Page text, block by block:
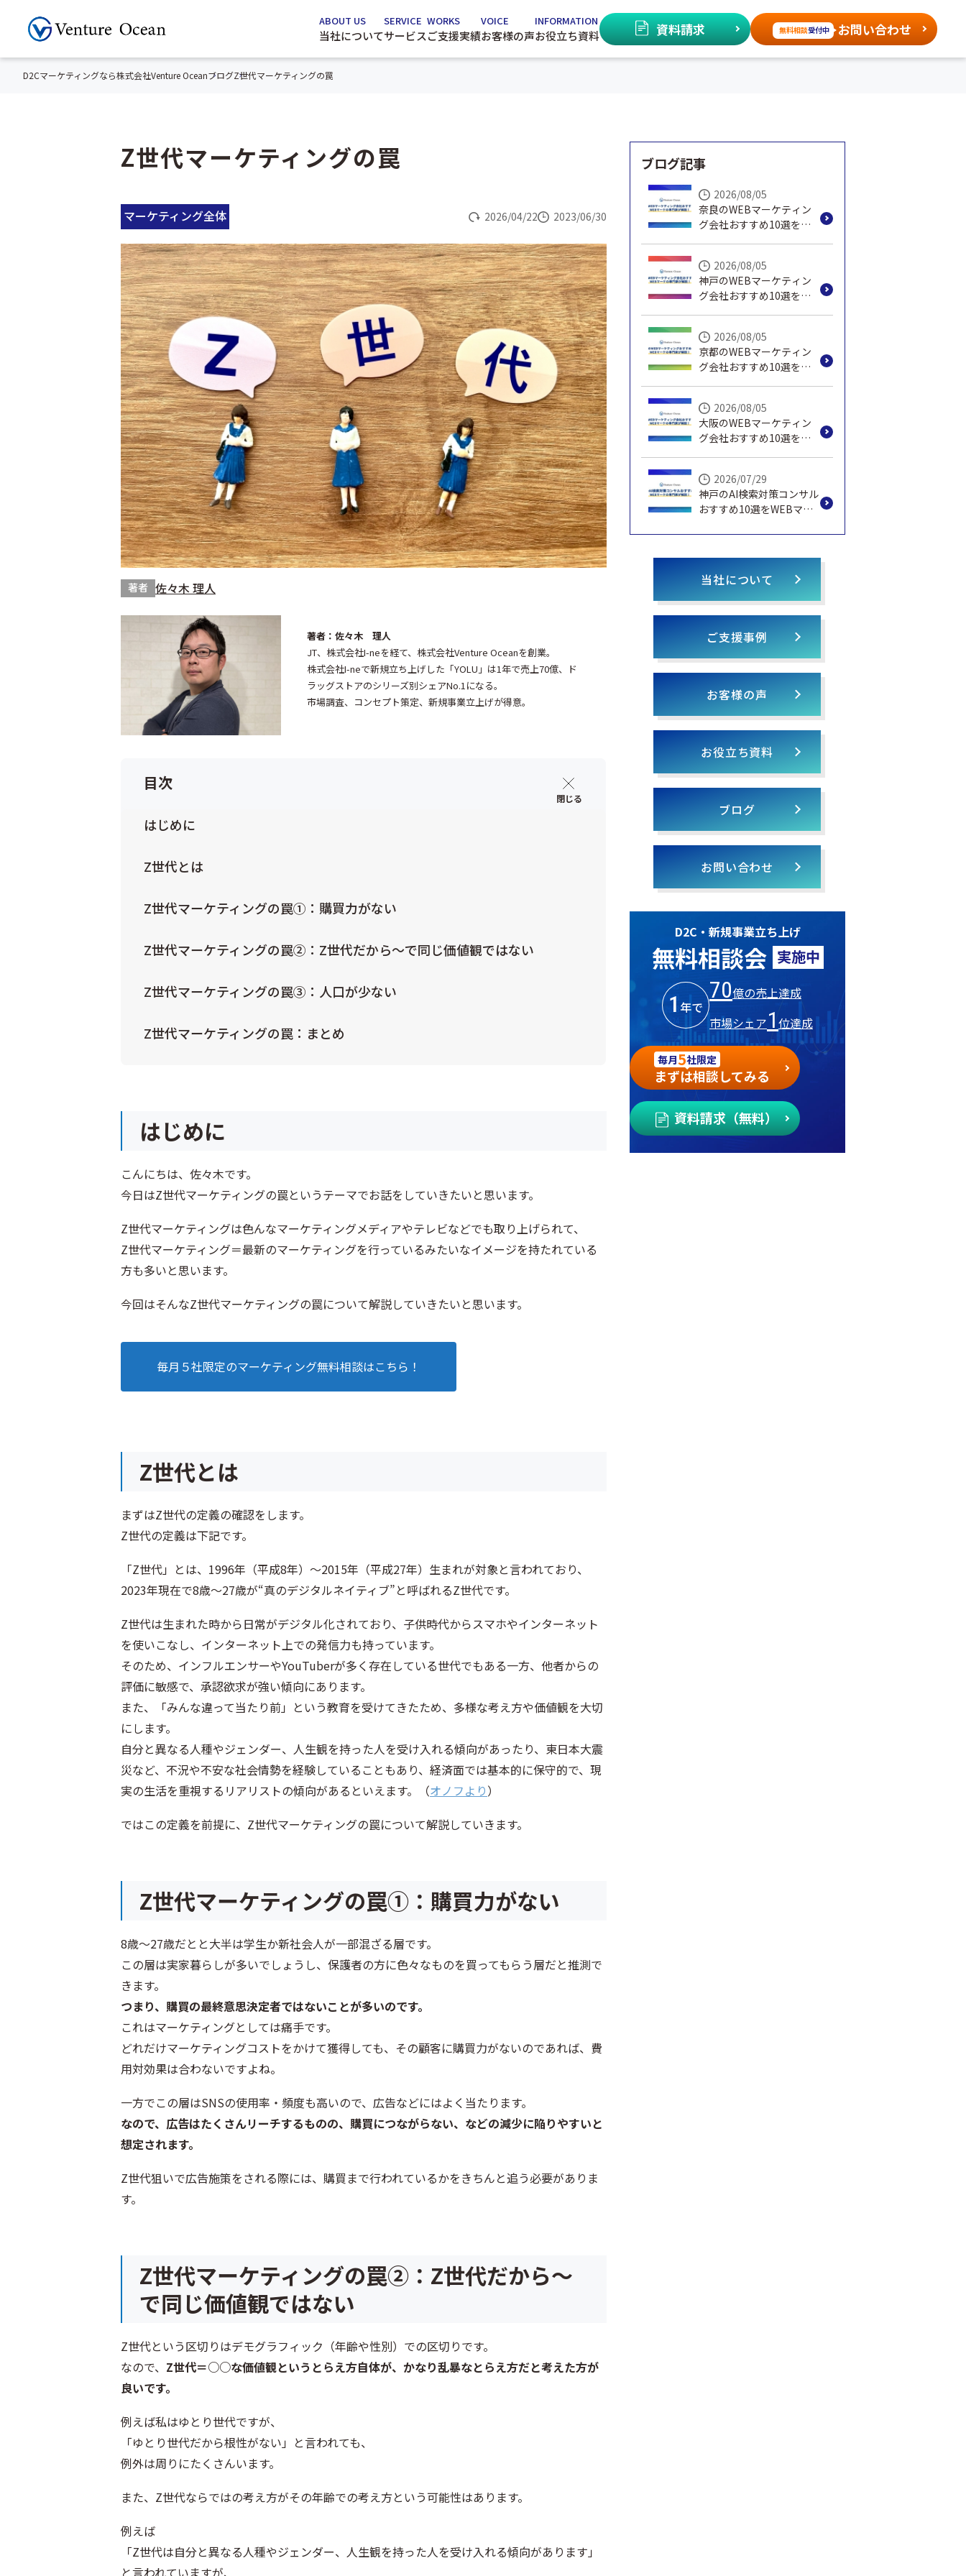
ABOUT US
当社について
SERVICE
サービス
WORKS
ご支援実績
VOICE
お客様の声
INFORMATION
お役立ち資料 資料請求 無料相談受付中 お問い合わせ
D2Cマーケティングなら株式会社Venture OceanブログZ世代マーケティングの罠
Z世代マーケティングの罠
マーケティング全体 2026/04/22 2023/06/30
著者 佐々木 理人
著者：佐々木 理人
JT、株式会社I-neを経て、株式会社Venture Oceanを創業。
株式会社I-neで新規立ち上げした「YOLU」は1年で売上70億、ド
ラッグストアのシリーズ別シェアNo.1になる。
市場調査、コンセプト策定、新規事業立上げが得意。
目次
はじめに
Z世代とは
Z世代マーケティングの罠①：購買力がない
Z世代マーケティングの罠②：Z世代だから～で同じ価値観ではない
Z世代マーケティングの罠③：人口が少ない
Z世代マーケティングの罠：まとめ
はじめに
こんにちは、佐々木です。
今日はZ世代マーケティングの罠というテーマでお話をしていきたいと思います。
Z世代マーケティングは色んなマーケティングメディアやテレビなどでも取り上げられて、
Z世代マーケティング＝最新のマーケティングを行っているみたいなイメージを持たれている
方も多いと思います。
今回はそんなZ世代マーケティングの罠について解説していきたいと思います。
毎月５社限定のマーケティング無料相談はこちら！
Z世代とは
まずはZ世代の定義の確認をします。
Z世代の定義は下記です。
「Z世代」とは、1996年（平成8年）～2015年（平成27年）生まれが対象と言われており、
2023年現在で8歳～27歳が“真のデジタルネイティブ”と呼ばれるZ世代です。
Z世代は生まれた時から日常がデジタル化されており、子供時代からスマホやインターネット
を使いこなし、インターネット上での発信力も持っています。
そのため、インフルエンサーやYouTuberが多く存在している世代でもある一方、他者からの
評価に敏感で、承認欲求が強い傾向にあります。
また、「みんな違って当たり前」という教育を受けてきたため、多様な考え方や価値観を大切
にします。
自分と異なる人種やジェンダー、人生観を持った人を受け入れる傾向があったり、東日本大震
災など、不況や不安な社会情勢を経験していることもあり、経済面では基本的に保守的で、現
実の生活を重視するリアリストの傾向があるといえます。（オノフより）
ではこの定義を前提に、Z世代マーケティングの罠について解説していきます。
Z世代マーケティングの罠①：購買力がない
8歳～27歳だとと大半は学生か新社会人が一部混ざる層です。
この層は実家暮らしが多いでしょうし、保護者の方に色々なものを買ってもらう層だと推測で
きます。
つまり、購買の最終意思決定者ではないことが多いのです。
これはマーケティングとしては痛手です。
どれだけマーケティングコストをかけて獲得しても、その顧客に購買力がないのであれば、費
用対効果は合わないですよね。
一方でこの層はSNSの使用率・頻度も高いので、広告などにはよく当たります。
なので、広告はたくさんリーチするものの、購買につながらない、などの減少に陥りやすいと
想定されます。
Z世代狙いで広告施策をされる際には、購買まで行われているかをきちんと追う必要がありま
す。
Z世代マーケティングの罠②：Z世代だから～
で同じ価値観ではない
Z世代という区切りはデモグラフィック（年齢や性別）での区切りです。
なので、 Z世代＝○○な価値観というとらえ方自体が、かなり乱暴なとらえ方だと考えた方が
良いです。
例えば私はゆとり世代ですが、
「ゆとり世代だから根性がない」と言われても、
例外は周りにたくさんいます。
また、Z世代ならではの考え方がその年齢での考え方という可能性はあります。
例えば
「Z世代は自分と異なる人種やジェンダー、人生観を持った人を受け入れる傾向があります」
と言われていますが、
ブログ記事
2026/08/05
奈良のWEBマーケティン
グ会社おすすめ10選を
2026/08/05
神戸のWEBマーケティン
グ会社おすすめ10選を
2026/08/05
京都のWEBマーケティン
グ会社おすすめ10選を
2026/08/05
大阪のWEBマーケティン
グ会社おすすめ10選を
2026/07/29
神戸のAI検索対策コンサル
おすすめ10選をWEBマー
当社について
ご支援事例
お客様の声
お役立ち資料
ブログ
お問い合わせ
D2C・新規事業立ち上げ
無料相談会 実施中
1年で
70億の売上達成
市場シェア1位達成
毎月5社限定
まずは相談してみる
資料請求（無料）